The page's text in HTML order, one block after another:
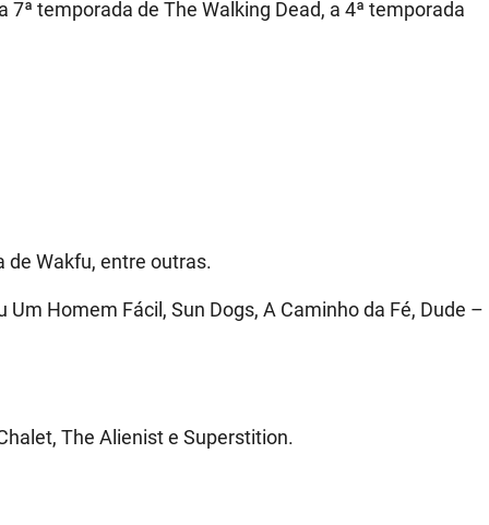
temporada de The Walking Dead, a 4ª temporada
de Wakfu, entre outras.
Homem Fácil, Sun Dogs, A Caminho da Fé, Dude –
The Alienist e Superstition.